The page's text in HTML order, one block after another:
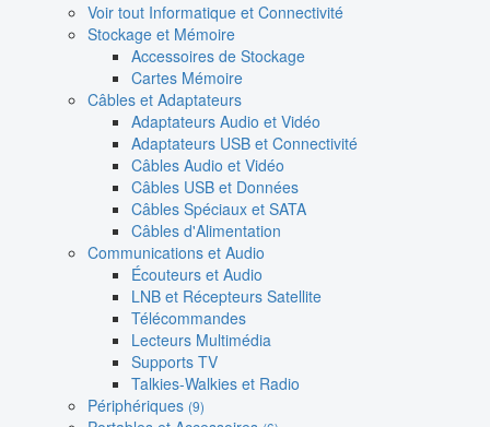
Voir tout Informatique et Connectivité
Stockage et Mémoire
Accessoires de Stockage
Cartes Mémoire
Câbles et Adaptateurs
Adaptateurs Audio et Vidéo
Adaptateurs USB et Connectivité
Câbles Audio et Vidéo
Câbles USB et Données
Câbles Spéciaux et SATA
Câbles d'Alimentation
Communications et Audio
Écouteurs et Audio
LNB et Récepteurs Satellite
Télécommandes
Lecteurs Multimédia
Supports TV
Talkies-Walkies et Radio
Périphériques (9)